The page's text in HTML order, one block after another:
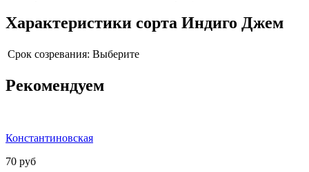
Характеристики сорта Индиго Джем
Срок созревания: Выберите
Рекомендуем
Константиновская
70 руб